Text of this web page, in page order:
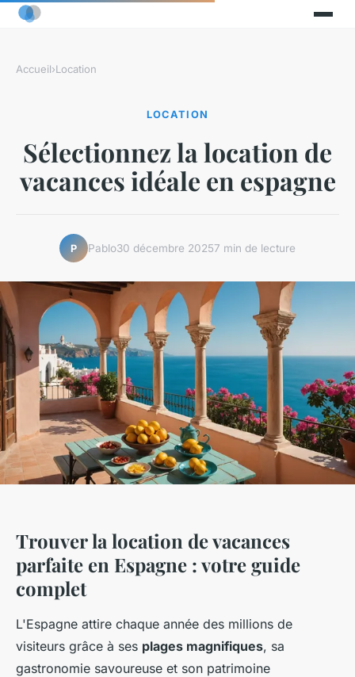
Accueil›Location
LOCATION
Sélectionnez la location de
vacances idéale en espagne
P Pablo30 décembre 20257 min de lecture
Trouver la location de vacances
parfaite en Espagne : votre guide
complet
L'Espagne attire chaque année des millions de
visiteurs grâce à ses plages magnifiques, sa
gastronomie savoureuse et son patrimoine